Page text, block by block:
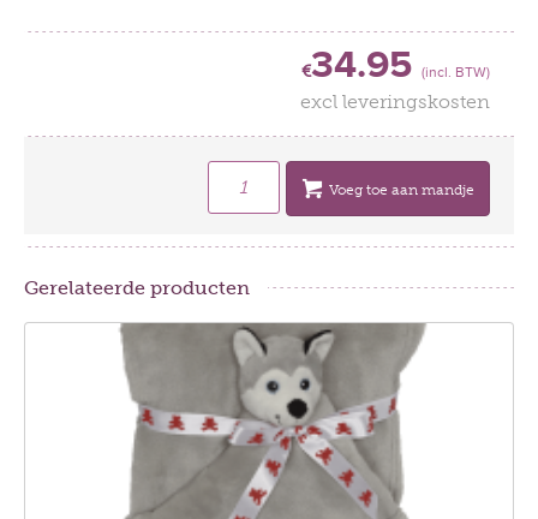
€34.95 (incl. BTW)
excl leveringskosten
Voeg toe aan mandje
Gerelateerde producten